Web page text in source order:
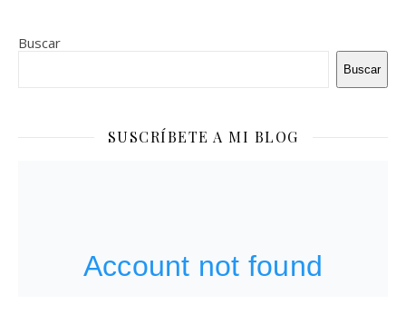
Buscar
Buscar
SUSCRÍBETE A MI BLOG